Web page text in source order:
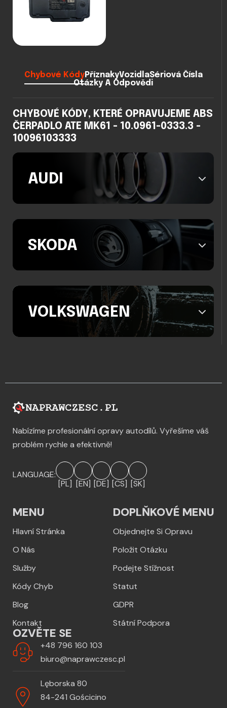
Chybové KódyPříznakyVozidlaSériová Čísla
Otázky A Odpovědi
CHYBOVÉ KÓDY, KTERÉ OPRAVUJEME ABS
ČERPADLO ATE MK61 - 10.0961-0333.3 -
10096103333
AUDI
SKODA
VOLKSWAGEN
Nabízíme profesionální opravy autodílů. Vyřešíme váš
problém rychle a efektivně!
LANGUAGE:
[PL] [EN] [DE] [CS] [SK]
MENU
Hlavní Stránka
O Nás
Služby
Kódy Chyb
Blog
Kontakt
DOPLŇKOVÉ MENU
Objednejte Si Opravu
Položit Otázku
Podejte Stížnost
Statut
GDPR
Státní Podpora
OZVĚTE SE
+48 796 160 103
biuro@naprawczesc.pl
Lęborska 80
84-241 Gościcino